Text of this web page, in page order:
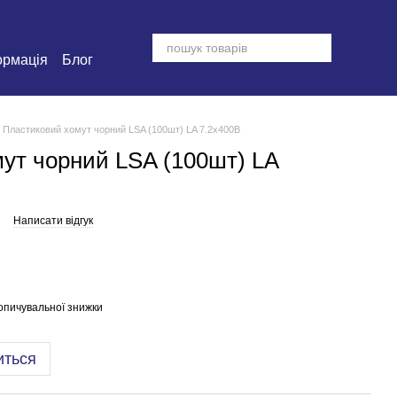
Блог
Пластиковий хомут чорний LSA (100шт) LA 7.2х400B
чорний LSA (100шт) LA
Написати відгук
знижки